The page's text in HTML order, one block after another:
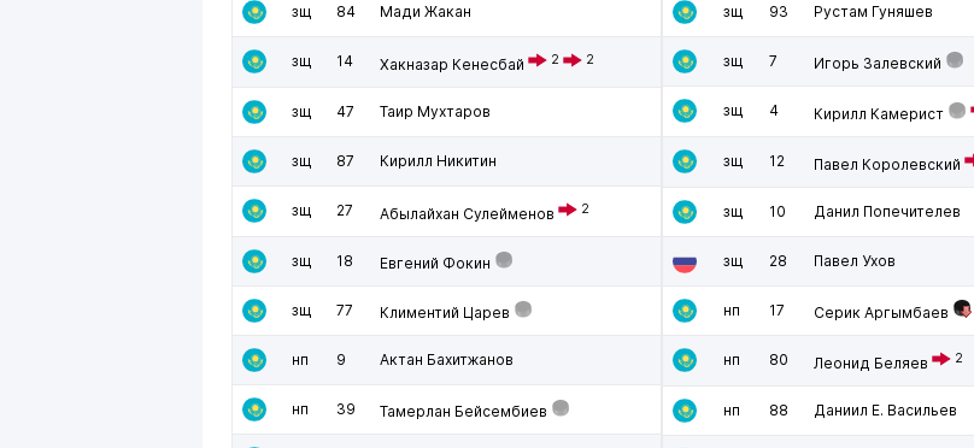
зщ 84 Мади Жакан
зщ 14 Хакназар Кенесбай 2 2
зщ 47 Таир Мухтаров
зщ 87 Кирилл Никитин
зщ 27 Абылайхан Сулейменов 2
зщ 18 Евгений Фокин
зщ 77 Климентий Царев
нп 9 Актан Бахитжанов
нп 39 Тамерлан Бейсембиев
зщ 93 Рустам Гуняшев
зщ 7 Игорь Залевский
зщ 4 Кирилл Камерист
зщ 12 Павел Королевский
зщ 10 Данил Попечителев
зщ 28 Павел Ухов
нп 17 Серик Аргымбаев
нп 80 Леонид Беляев 2
нп 88 Даниил Е. Васильев